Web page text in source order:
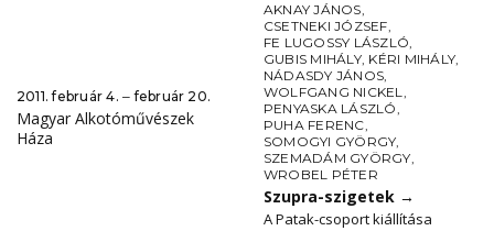
2011. február 4. ‒ február 20.
Magyar Alkotóművészek
Háza
AKNAY JÁNOS,
CSETNEKI JÓZSEF,
FE LUGOSSY LÁSZLÓ,
GUBIS MIHÁLY, KÉRI MIHÁLY,
NÁDASDY JÁNOS,
WOLFGANG NICKEL,
PENYASKA LÁSZLÓ,
PUHA FERENC,
SOMOGYI GYÖRGY,
SZEMADÁM GYÖRGY,
WROBEL PÉTER
Szupra-szigetek →
A Patak-csoport kiállítása